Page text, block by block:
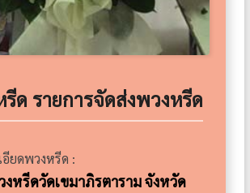
ด รายการจัดส่งพวงหรีด
อียดพวงหรีด :
งหรีดวัดเขมาภิรตาราม จังหวัด